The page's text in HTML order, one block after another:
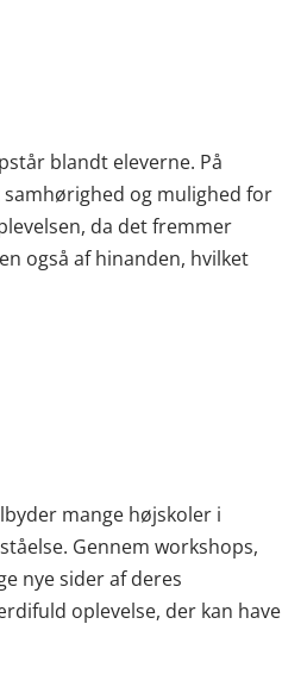
blandt eleverne. På
og mulighed for
da det fremmer
også af hinanden, hvilket
mange højskoler i
Gennem workshops,
nye sider af deres
oplevelse, der kan have